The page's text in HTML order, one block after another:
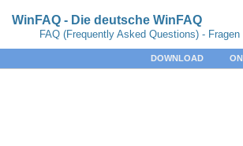
WinFAQ - Die deutsche WinFAQ
FAQ (Frequently Asked Questions) -
DOWNLOAD